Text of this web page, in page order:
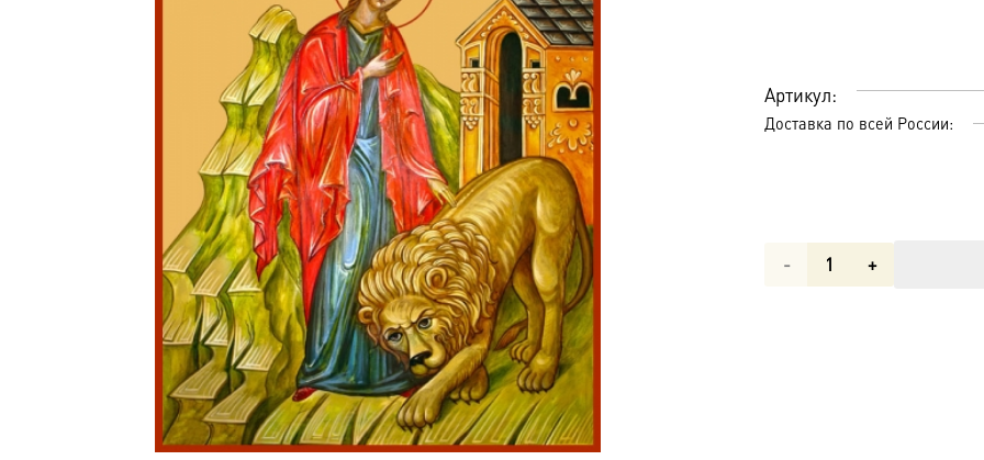
Артикул:
Доставка по всей России:
Количество